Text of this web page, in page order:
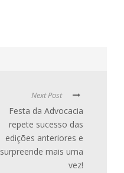
Next Post
Festa da Advocacia
repete sucesso das
edições anteriores e
surpreende mais uma
vez!